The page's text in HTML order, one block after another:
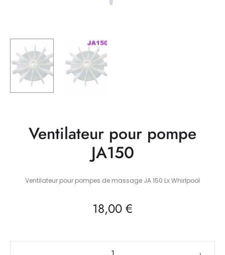
Ventilateur pour pompe
JA150
Ventilateur pour pompes de massage JA 150 Lx Whirlpool
18,00 €